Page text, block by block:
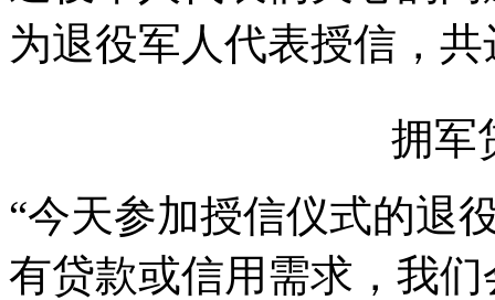
为退役军人代表授信，
拥军
“今天参加授信仪式的退
有贷款或信用需求，我